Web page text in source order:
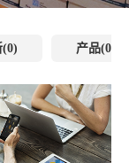
产品(0)